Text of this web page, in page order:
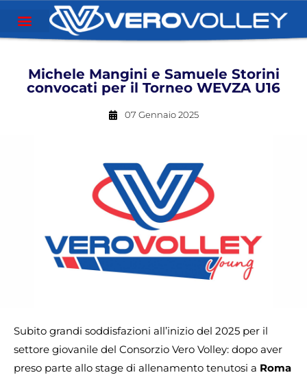
Michele Mangini e Samuele Storini
convocati per il Torneo WEVZA U16
07 Gennaio 2025
Subito grandi soddisfazioni all’inizio del 2025 per il
settore giovanile del Consorzio Vero Volley: dopo aver
preso parte allo stage di allenamento tenutosi a Roma